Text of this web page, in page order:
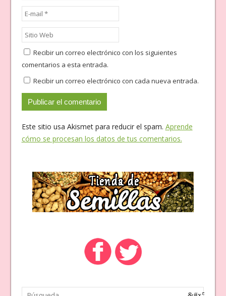
Recibir un correo electrónico con los siguientes
comentarios a esta entrada.
Recibir un correo electrónico con cada nueva entrada.
Este sitio usa Akismet para reducir el spam. Aprende
cómo se procesan los datos de tus comentarios.